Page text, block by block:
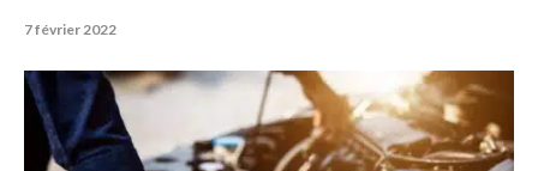
7 février 2022